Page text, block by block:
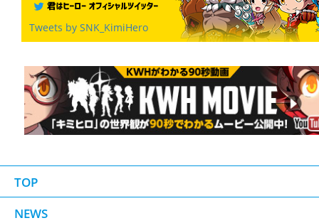
Tweets by SNK_KimiHero
TOP
NEWS